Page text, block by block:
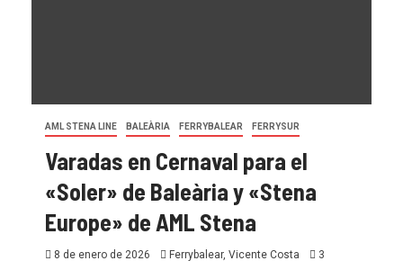
AML STENA LINE BALEÀRIA FERRYBALEAR FERRYSUR
Varadas en Cernaval para el
«Soler» de Baleària y «Stena
Europe» de AML Stena
8 de enero de 2026 Ferrybalear, Vicente Costa 3